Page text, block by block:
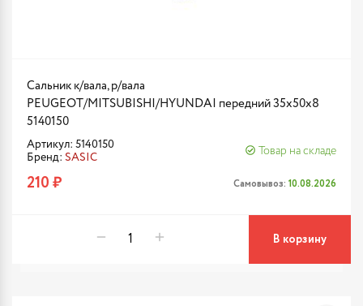
Сальник к/вала, р/вала
PEUGEOT/MITSUBISHI/HYUNDAI передний 35x50x8
5140150
Артикул: 5140150
Бренд: SASIC
Товар на складе
210 ₽ Самовывоз: 10.08.2026
В корзину